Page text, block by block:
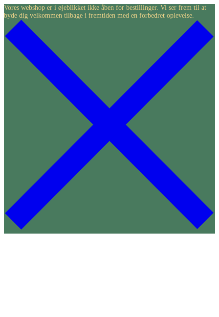
Skip
to
content
Vores webshop er i øjeblikket ikke åben for bestillinger. Vi ser frem til at
byde dig velkommen tilbage i fremtiden med en forbedret oplevelse.